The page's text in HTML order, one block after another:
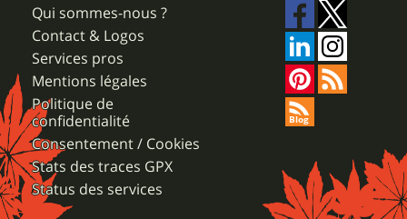
Qui sommes-nous ?
Contact & Logos
Services pros
Mentions légales
Politique de
confidentialité
Consentement / Cookies
Stats des traces GPX
Status des services